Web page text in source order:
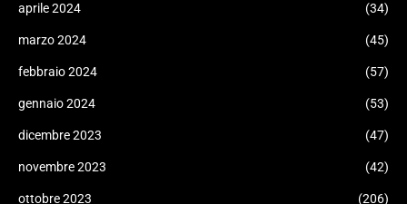
aprile 2024 (34)
marzo 2024 (45)
febbraio 2024 (57)
gennaio 2024 (53)
dicembre 2023 (47)
novembre 2023 (42)
ottobre 2023 (206)